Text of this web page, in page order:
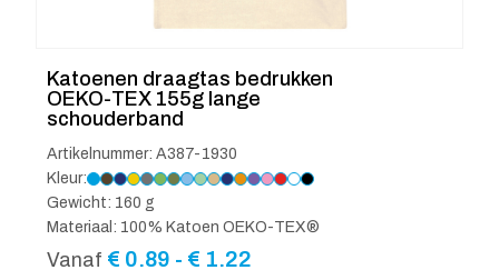
Katoenen draagtas bedrukken
OEKO-TEX 155g lange
schouderband
Artikelnummer: A387-1930
Kleur:
Gewicht: 160 g
Materiaal: 100% Katoen OEKO-TEX®
Vanaf € 0.89 - € 1.22